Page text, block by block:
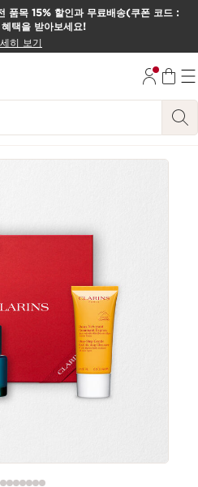
품목 15% 할인과 무료배송(쿠폰 코드 :
택을 받아보세요!
히 보기